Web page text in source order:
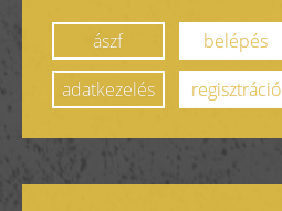
ászf
belépés
adatkezelés
regisztráció